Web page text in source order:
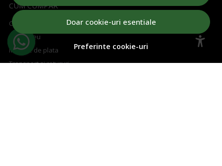
Doar cookie-uri esentiale
Preferinte cookie-uri
CUM CUMPAR
Cum cumpar
Cosul meu
Metode de plata
Transport si retururi